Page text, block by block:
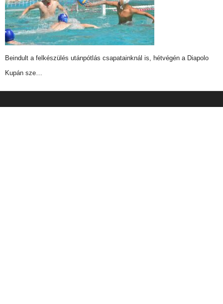
Beindult a felkészülés utánpótlás csapatainknál is, hétvégén a Diapolo
Kupán sze…